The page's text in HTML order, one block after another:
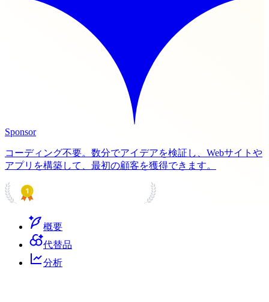
Sponsor
コーディング不要。数分でアイデアを検証し、Webサイトや
アプリを構築して、最初の顧客を獲得できます。
概要
代替品
分析